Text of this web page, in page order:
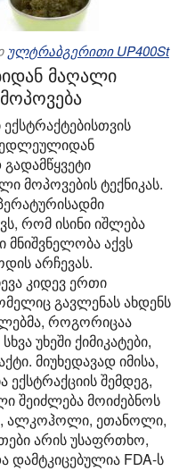
ულტრაბგერითი UP400St
მაღალი
მოპოვების ტექნიკას.
რომ ისინი იშლება
მნიშვნელობა აქვს
არჩევას.
კიდევ ერთი
გავლენას ახდენს
როგორიცაა
უხეში ქიმიკატები,
მიუხედავად იმისა,
შემდეგ,
შეიძლება მოიძებნოს
ალკოჰოლი, ეთანოლი,
არის უსაფრთხო,
დამტკიცებულია FDA-ს